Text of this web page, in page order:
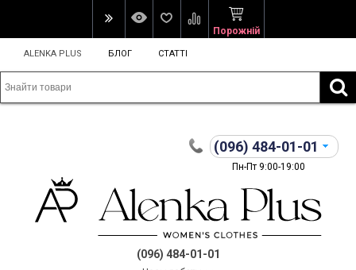
Порожній
ALENKA PLUS БЛОГ СТАТТІ
(096) 484-01-01
Пн-Пт 9:00-19:00
(096) 484-01-01